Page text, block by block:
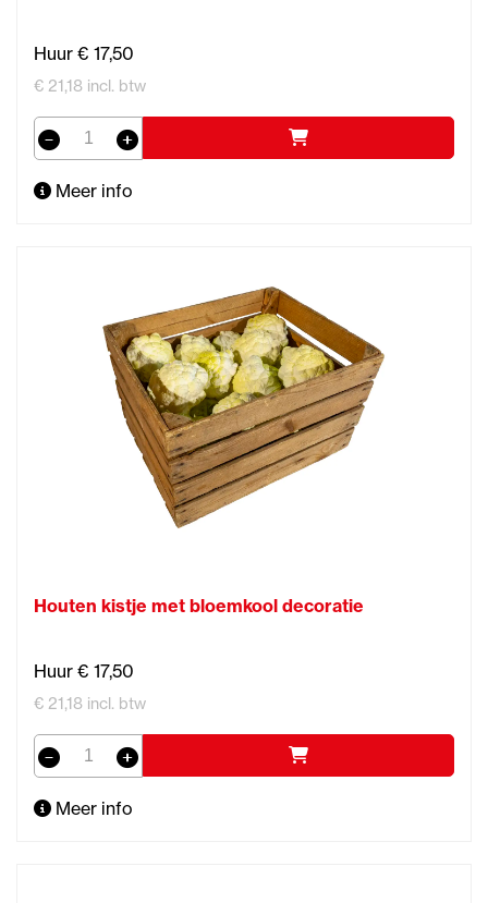
Huur € 17,50
€ 21,18 incl. btw
Meer info
Houten kistje met bloemkool decoratie
Huur € 17,50
€ 21,18 incl. btw
Meer info